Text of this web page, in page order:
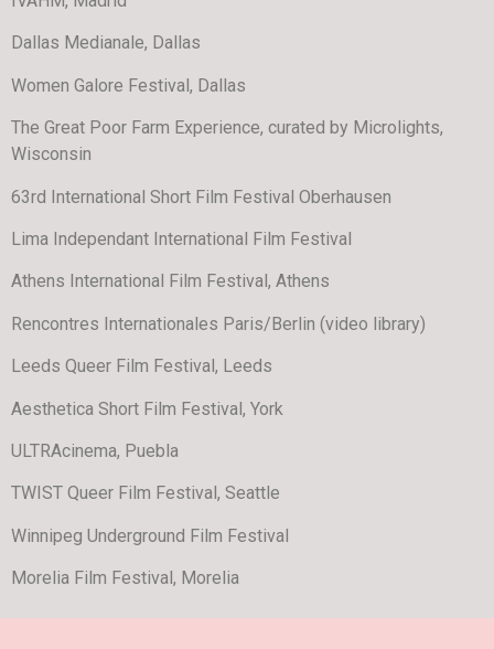
Dallas Medianale, Dallas
Women Galore Festival, Dallas
The Great Poor Farm Experience, curated by Microlights,
Wisconsin
63rd International Short Film Festival Oberhausen
Lima Independant International Film Festival
Athens International Film Festival, Athens
Rencontres Internationales Paris/Berlin (video library)
Leeds Queer Film Festival, Leeds
Aesthetica Short Film Festival, York
ULTRAcinema, Puebla
TWIST Queer Film Festival, Seattle
Winnipeg Underground Film Festival
Morelia Film Festival, Morelia